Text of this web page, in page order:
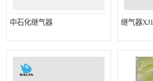
中石化继气器 继气器